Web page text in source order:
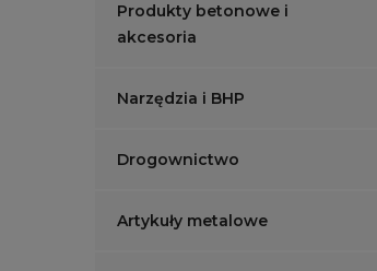
Produkty betonowe i
akcesoria
Narzędzia i BHP
Drogownictwo
Artykuły metalowe